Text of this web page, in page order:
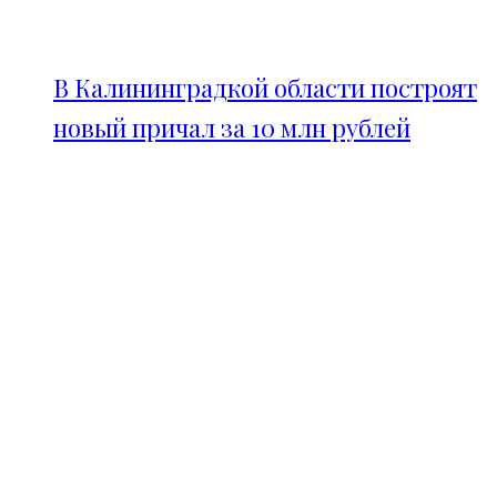
В Калининградкой области построят
новый причал за 10 млн рублей